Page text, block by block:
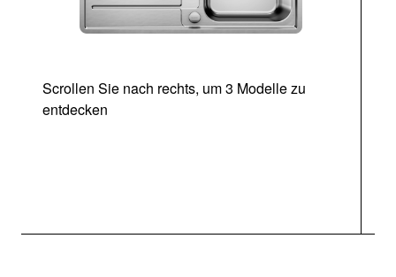
Scrollen Sie nach rechts, um 3 Modelle zu
entdecken